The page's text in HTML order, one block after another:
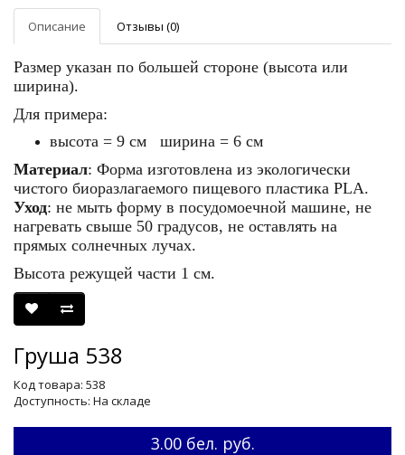
Описание Отзывы (0)
Размер указан по большей стороне (высота или
ширина).
Для примера:
высота = 9 см ширина = 6 см
Материал: Форма изготовлена из экологически
чистого биоразлагаемого пищевого пластика PLA.
Уход: не мыть форму в посудомоечной машине, не
нагревать свыше 50 градусов, не оставлять на
прямых солнечных лучах.
Высота режущей части 1 см.
Груша 538
Код товара: 538
Доступность: На складе
3.00 бел. руб.